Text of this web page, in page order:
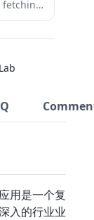
用是一个复
入的行业业
A Model Context Protocol server for fetching IETF documents (RFCs) for Large Language Models.